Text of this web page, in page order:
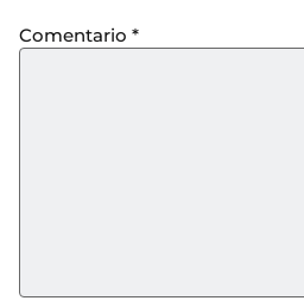
Comentario *